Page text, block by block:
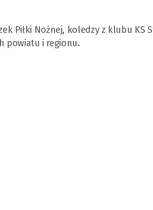
Piłki Nożnej, koledzy z klubu KS
powiatu i regionu.